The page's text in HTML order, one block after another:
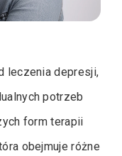
leczenia depresji,
potrzeb
form terapii
obejmuje różne